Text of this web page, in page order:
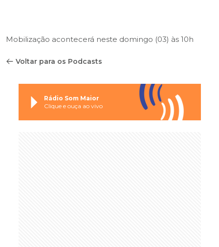
Mobilização acontecerá neste domingo (03) às 10h
Voltar para os Podcasts
Rádio Som Maior
Clique e ouça ao vivo